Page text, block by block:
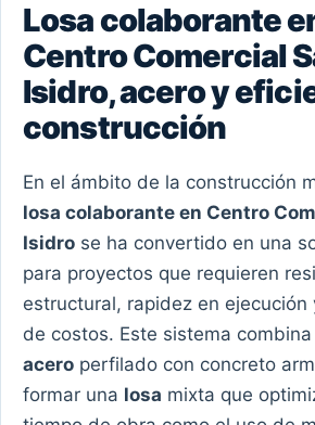
Losa colaborante
Centro Comercial
Isidro, acero y
construcción
En el ámbito de la construcción
losa colaborante en Centro
Isidro se ha convertido en una
para proyectos que requieren
estructural, rapidez en ejecución
de costos. Este sistema
acero perfilado con concreto
formar una losa mixta que